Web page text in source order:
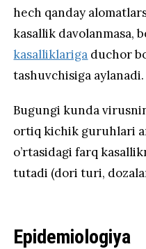
hech qanday
kasallik davolanmasa,
kasalliklariga duchor
tashuvchisiga aylanadi.
Bugungi kunda
ortiq kichik guruhlari
o’rtasidagi farq
tutadi (dori turi,
Epidemiologiya